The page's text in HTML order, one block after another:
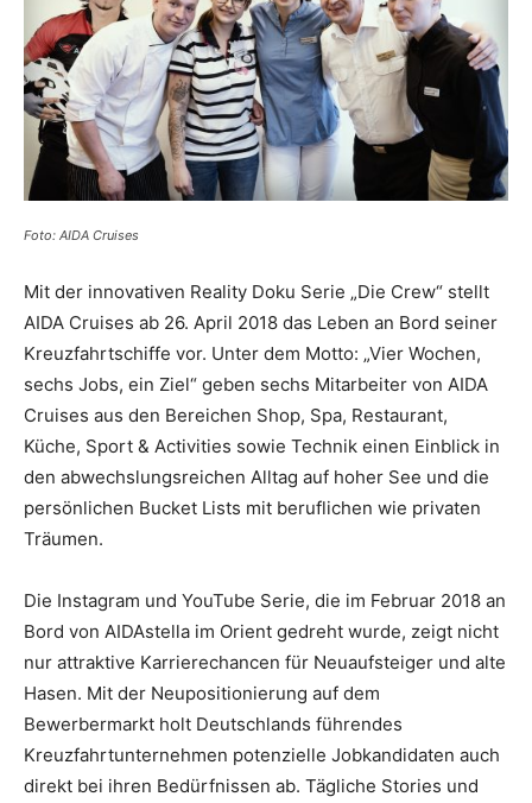
Reiseempfehlungen.
Foto: AIDA Cruises
Mit der innovativen Reality Doku Serie „Die Crew“ stellt
AIDA Cruises ab 26. April 2018 das Leben an Bord seiner
Kreuzfahrtschiffe vor. Unter dem Motto: „Vier Wochen,
sechs Jobs, ein Ziel“ geben sechs Mitarbeiter von AIDA
Cruises aus den Bereichen Shop, Spa, Restaurant,
Küche, Sport & Activities sowie Technik einen Einblick in
den abwechslungsreichen Alltag auf hoher See und die
persönlichen Bucket Lists mit beruflichen wie privaten
Träumen.
Die Instagram und YouTube Serie, die im Februar 2018 an
Bord von AIDAstella im Orient gedreht wurde, zeigt nicht
nur attraktive Karrierechancen für Neuaufsteiger und alte
Hasen. Mit der Neupositionierung auf dem
Bewerbermarkt holt Deutschlands führendes
Kreuzfahrtunternehmen potenzielle Jobkandidaten auch
direkt bei ihren Bedürfnissen ab. Tägliche Stories und